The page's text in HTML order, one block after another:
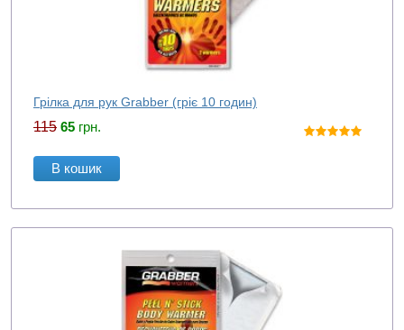
Грілка для рук Grabber (гріє 10 годин)
115 65 грн.
В кошик